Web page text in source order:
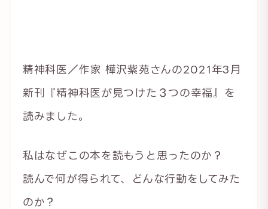
精神科医／作家 樺沢紫苑さんの2021年3月
新刊『精神科医が見つけた３つの幸福』を
読みました。
私はなぜこの本を読もうと思ったのか？
読んで何が得られて、どんな行動をしてみた
のか？